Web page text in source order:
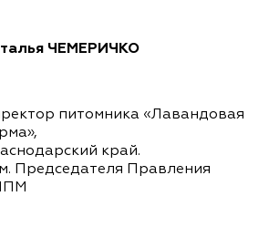
ЧЕМЕРИЧКО
питомника «Лавандовая
край.
Председателя Правления